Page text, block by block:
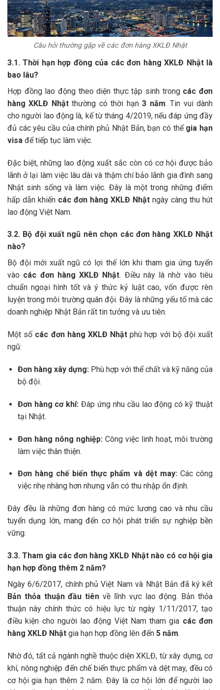
Câu hỏi thường gặp về các đơn hàng XKLĐ Nhật
3.1. Thời hạn hợp đồng của các đơn hàng XKLĐ Nhật là
bao lâu?
Hợp đồng lao động theo diện thực tập sinh trong các đơn
hàng XKLĐ Nhậtthường có thời hạn3 năm. Tin vui dành
cho người lao động là, kể từ tháng 4/2019, nếu đáp ứng đầy
đủ các yêu cầu của chính phủ Nhật Bản, bạn có thể gia hạn
visa để tiếp tục làm việc.
Đặc biệt, những lao động xuất sắc còn có cơ hội được bảo
lãnh ở lại làm việc lâu dài và thậm chí bảo lãnh gia đình sang
Nhật sinh sống và làm việc. Đây là một trong những điểm
hấp dẫn khiến các đơn hàng XKLĐ Nhật ngày càng thu hút
lao động Việt Nam.
3.2. Bộ đội xuất ngũ nên chọn các đơn hàng XKLĐ Nhật
nào?
Bộ đội mới xuất ngũ có lợi thế lớn khi tham gia ứng tuyển
vào các đơn hàng XKLĐ Nhật. Điều này là nhờ vào tiêu
chuẩn ngoại hình tốt và ý thức kỷ luật cao, vốn được rèn
luyện trong môi trường quân đội. Đây là những yếu tố mà các
doanh nghiệp Nhật Bản rất tin tưởng và ưu tiên.
Một số các đơn hàng XKLĐ Nhật phù hợp với bộ đội xuất
ngũ:
Đơn hàng xây dựng:Phù hợp với thể chất và kỹ năng của
bộ đội.
Đơn hàng cơ khí: Đáp ứng nhu cầu lao động có kỹ thuật
tại Nhật.
Đơn hàng nông nghiệp: Công việc linh hoạt, môi trường
làm việc thân thiện.
Đơn hàng chế biến thực phẩm và dệt may:Các công
việc nhẹ nhàng hơn nhưng vẫn có thu nhập ổn định.
Đây đều là những đơn hàng có mức lương cao và nhu cầu
tuyển dụng lớn, mang đến cơ hội phát triển sự nghiệp bền
vững.
3.3. Tham gia các đơn hàng XKLĐ Nhật nào có cơ hội gia
hạn hợp đồng thêm 2 năm?
Ngày 6/6/2017, chính phủ Việt Nam và Nhật Bản đã ký kết
Bản thỏa thuận đầu tiên về lĩnh vực lao động. Bản thỏa
thuận này chính thức có hiệu lực từ ngày 1/11/2017, tạo
điều kiện cho người lao động Việt Nam tham gia các đơn
hàng XKLĐ Nhật gia hạn hợp đồng lên đến 5 năm.
Nhờ đó, tất cả ngành nghề thuộc diện XKLĐ, từ xây dựng, cơ
khí, nông nghiệp đến chế biến thực phẩm và dệt may, đều có
cơ hội gia hạn thêm 2 năm. Đây là cơ hội lớn để người lao